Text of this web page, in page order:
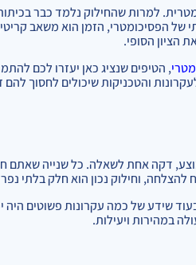
למרות שהחילוק נלמד כבר
של הפסיכומטרי, הזמן הוא משאב
הציון הסופי.
, הטיפים שנציג כאן יעזרו לכם
והטכניקות שיכולים לחסוך להם
לפתור ב-20 דקות בלבד. כלומר, בממוצע, דקה אחת לשאלה. כל שנייה
להצלחה, וחילוק נכון הוא חלק בלתי
שידע של כמה עקרונות פשוטים היה
במהירות ויעילות.